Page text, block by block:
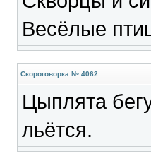
Весёлые
Скороговорка № 4062
Цыплята
льётся.